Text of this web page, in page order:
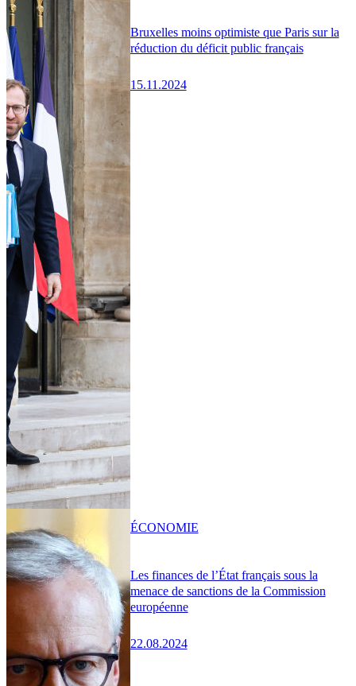
Bruxelles moins optimiste que Paris sur la
réduction du déficit public français
15.11.2024
Les finances de l’État français sous la
menace de sanctions de la Commission
européenne
22.08.2024
ÉCONOMIE